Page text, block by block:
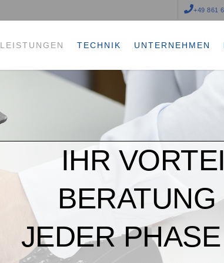
+49 861
LEISTUNGEN TECHNIK UNTERNEHMEN
IHR
BERATUNG
JEDER